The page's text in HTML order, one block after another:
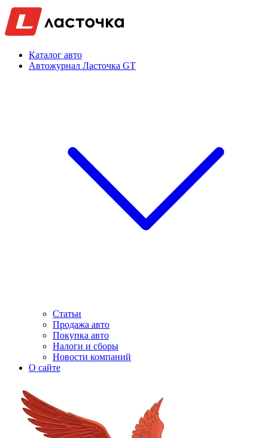
Каталог авто
Автожурнал Ласточка GT
Статьи
Продажа авто
Покупка авто
Налоги и сборы
Новости компаний
О сайте